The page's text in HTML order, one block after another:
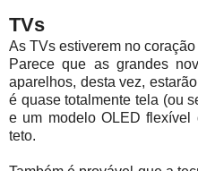
TVs
As TVs estiverem no
Parece que as grandes
aparelhos, desta vez,
é quase totalmente tela (ou
e um modelo OLED
teto.